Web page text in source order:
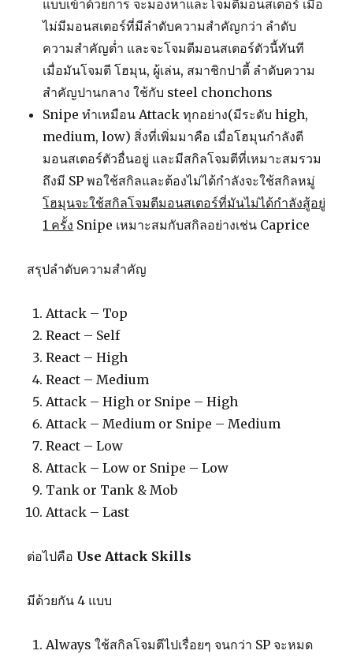
แบบเข้าด้วยการ จะมองหาและโจมตีมอนสเตอร์ เมื่อ
ไม่มีมอนสเตอร์ที่มีลำดับความสำคัญกว่า ลำดับ
ความสำคัญต่ำ และจะโจมตีมอนสเตอร์ตัวนี้ทันที
เมื่อมันโจมตี โฮมุน, ผู้เล่น, สมาชิกปาตี้ ลำดับความ
สำคัญปานกลาง ใช้กับ steel chonchons
Snipe ทำเหมือน Attack ทุกอย่าง(มีระดับ high,
medium, low) สิ่งที่เพิ่มมาคือ เมื่อโฮมุนกำลังตี
มอนสเตอร์ตัวอื่นอยู่ และมีสกิลโจมตีที่เหมาะสมรวม
ถึงมี SP พอใช้สกิลและต้องไม่ได้กำลังจะใช้สกิลหมู่
โฮมุนจะใช้สกิลโจมตีมอนสเตอร์ที่มันไม่ได้กำลังสู้อยู่
1 ครั้ง Snipe เหมาะสมกับสกิลอย่างเช่น Caprice
สรุปลำดับความสำคัญ
Attack – Top
React – Self
React – High
React – Medium
Attack – High or Snipe – High
Attack – Medium or Snipe – Medium
React – Low
Attack – Low or Snipe – Low
Tank or Tank & Mob
Attack – Last
ต่อไปคือ Use Attack Skills
มีด้วยกัน 4 แบบ
Always ใช้สกิลโจมตีไปเรื่อยๆ จนกว่า SP จะหมด